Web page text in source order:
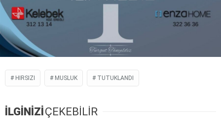
HIRSIZI MUSLUK TUTUKLANDI
İLGİNİZİÇEKEBİLİR